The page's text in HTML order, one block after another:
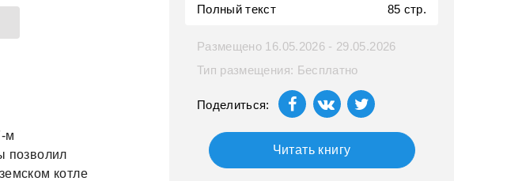
м
позволил
котле
Полный текст 85 стр.
Размещено 16.05.2026 - 29.05.2026
Тип размещения: Бесплатно
Поделиться:
Читать книгу